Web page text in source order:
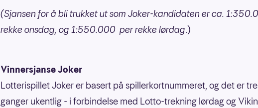
(Sjansen for å bli trukket ut som Joker-kandidaten er ca.
rekke onsdag, og 1:550.000 per rekke lørdag.)
Vinnersjanse Joker
Lotterispillet Joker er basert på spillerkortnummeret, og det er
ganger ukentlig - i forbindelse med Lotto-trekning lørdag og